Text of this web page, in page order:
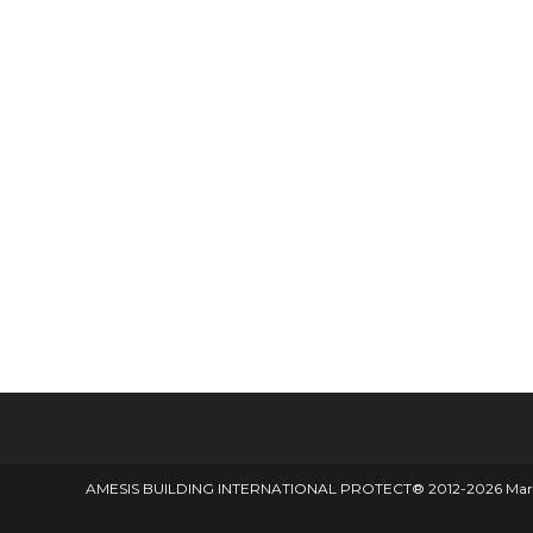
AMESIS BUILDING INTERNATIONAL PROTECT® 2012-2026